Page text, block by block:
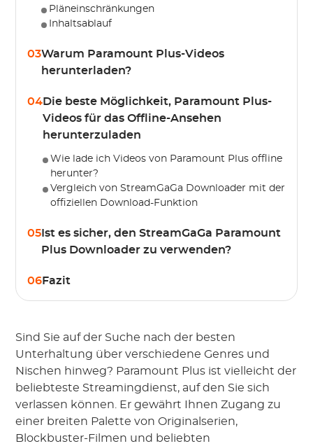
Pläneinschränkungen
Inhaltsablauf
03Warum Paramount Plus-Videos
herunterladen?
04Die beste Möglichkeit, Paramount Plus-
Videos für das Offline-Ansehen
herunterzuladen
Wie lade ich Videos von Paramount Plus offline
herunter?
Vergleich von StreamGaGa Downloader mit der
offiziellen Download-Funktion
05 Ist es sicher, den StreamGaGa Paramount
Plus Downloader zu verwenden?
06Fazit
Sind Sie auf der Suche nach der besten
Unterhaltung über verschiedene Genres und
Nischen hinweg? Paramount Plus ist vielleicht der
beliebteste Streamingdienst, auf den Sie sich
verlassen können. Er gewährt Ihnen Zugang zu
einer breiten Palette von Originalserien,
Blockbuster-Filmen und beliebten